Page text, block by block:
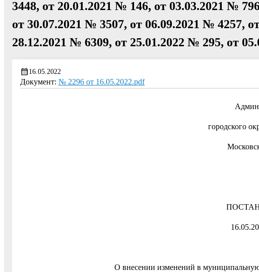
3448, от 20.01.2021 № 146, от 03.03.2021 №
от 30.07.2021 № 3507, от 06.09.2021 № 4257,
28.12.2021 № 6309, от 25.01.2022 № 295, от
16.05.2022
Документ: № 2296 от 16.05.2022.pdf
городского
О внесении изменений в